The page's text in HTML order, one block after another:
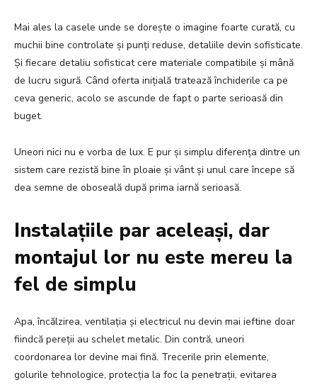
Mai ales la casele unde se dorește o imagine foarte curată, cu
muchii bine controlate și punți reduse, detaliile devin sofisticate.
Și fiecare detaliu sofisticat cere materiale compatibile și mână
de lucru sigură. Când oferta inițială tratează închiderile ca pe
ceva generic, acolo se ascunde de fapt o parte serioasă din
buget.
Uneori nici nu e vorba de lux. E pur și simplu diferența dintre un
sistem care rezistă bine în ploaie și vânt și unul care începe să
dea semne de oboseală după prima iarnă serioasă.
Instalațiile par aceleași, dar
montajul lor nu este mereu la
fel de simplu
Apa, încălzirea, ventilația și electricul nu devin mai ieftine doar
fiindcă pereții au schelet metalic. Din contră, uneori
coordonarea lor devine mai fină. Trecerile prin elemente,
golurile tehnologice, protecția la foc la penetrații, evitarea